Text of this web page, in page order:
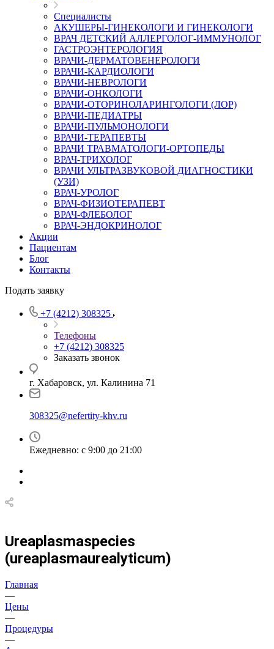
Специалисты
АКУШЕРЫ-ГИНЕКОЛОГИ И ГИНЕКОЛОГИ
ВРАЧ ДЕТСКИЙ АЛЛЕРГОЛОГ-ИММУНОЛОГ
ГАСТРОЭНТЕРОЛОГИЯ
ВРАЧИ-ДЕРМАТОВЕНЕРОЛОГИ
ВРАЧИ-КАРДИОЛОГИ
ВРАЧИ-НЕВРОЛОГИ
ВРАЧИ-ОНКОЛОГИ
ВРАЧИ-ОТОРИНОЛАРИНГОЛОГИ (ЛОР)
ВРАЧИ-ПЕДИАТРЫ
ВРАЧИ-ПУЛЬМОНОЛОГИ
ВРАЧИ-ТЕРАПЕВТЫ
ВРАЧИ ТРАВМАТОЛОГИ-ОРТОПЕДЫ
ВРАЧ-ТРИХОЛОГ
ВРАЧИ УЛЬТРАЗВУКОВОЙ ДИАГНОСТИКИ
(УЗИ)
ВРАЧ-УРОЛОГ
ВРАЧ-ФИЗИОТЕРАПЕВТ
ВРАЧ-ФЛЕБОЛОГ
ВРАЧ-ЭНДОКРИНОЛОГ
Акции
Пациентам
Блог
Контакты
Подать заявку
+7 (4212) 308325
Телефоны
+7 (4212) 308325
Заказать звонок
г. Хабаровск, ул. Калинина 71
308325@nefertity-khv.ru
Ежедневно: с 9:00 до 21:00
Ureaplasmaspecies
(ureaplasmaurealyticum)
Главная
—
Цены
—
Процедуры
—